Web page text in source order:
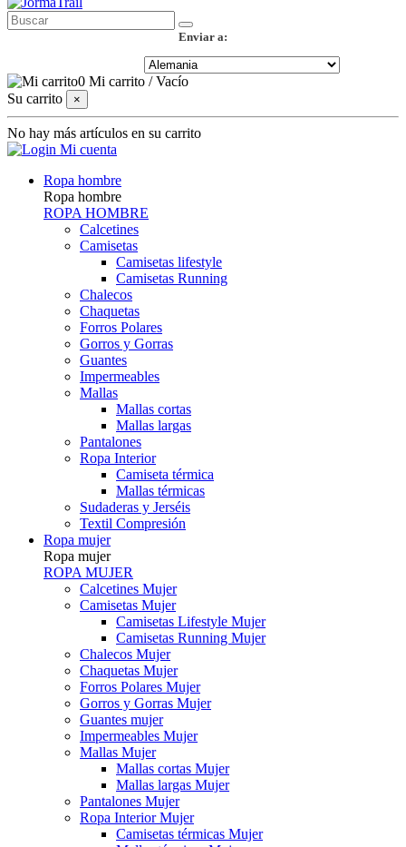
Enviar a:
0 Mi carrito /Vacío
Su carrito
×
No hay más artículos en su carrito
Mi cuenta
Ropa hombre
Ropa hombre
ROPA HOMBRE
Calcetines
Camisetas
Camisetas lifestyle
Camisetas Running
Chalecos
Chaquetas
Forros Polares
Gorros y Gorras
Guantes
Impermeables
Mallas
Mallas cortas
Mallas largas
Pantalones
Ropa Interior
Camiseta térmica
Mallas térmicas
Sudaderas y Jerséis
Textil Compresión
Ropa mujer
Ropa mujer
ROPA MUJER
Calcetines Mujer
Camisetas Mujer
Camisetas Lifestyle Mujer
Camisetas Running Mujer
Chalecos Mujer
Chaquetas Mujer
Forros Polares Mujer
Gorros y Gorras Mujer
Guantes mujer
Impermeables Mujer
Mallas Mujer
Mallas cortas Mujer
Mallas largas Mujer
Pantalones Mujer
Ropa Interior Mujer
Camisetas térmicas Mujer